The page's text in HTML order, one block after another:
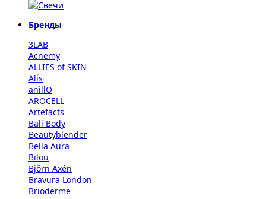
Бренды
3LAB
Acnemy
ALLIES of SKIN
Alís
anillO
AROCELL
Artefacts
Bali Body
Beautyblender
Bella Aura
Bilou
Björn Axén
Bravura London
Brioderme